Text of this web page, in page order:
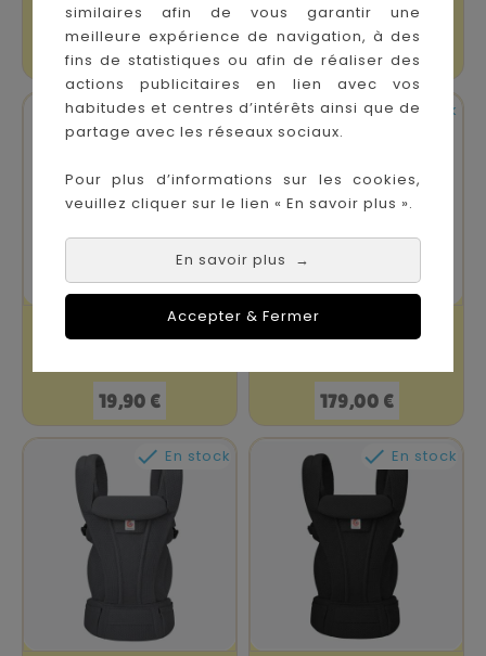
similaires afin de vous garantir une
meilleure expérience de navigation, à des
fins de statistiques ou afin de réaliser des
actions publicitaires en lien avec vos
habitudes et centres d’intérêts ainsi que de
partage avec les réseaux sociaux.
Pour plus d’informations sur les cookies,
veuillez cliquer sur le lien « En savoir plus ».
En savoir plus →
Accepter & Fermer
Prix
39,90 €
Soft Aair Mesh...
Prix
119,90 €
En stock
Zip In Silver Lilly
Prix
19,90 €
En stock
Porte Bébé Néo
Prix
179,00 €
 En stock  En stock